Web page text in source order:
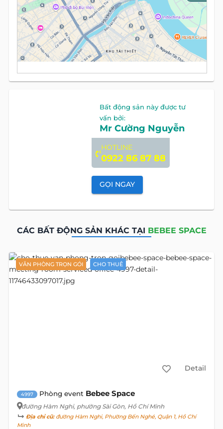
Bất động sản này được tư
vấn bởi:
Mr Cường Nguyễn
HOTLINE
0922 86 87 88
GỌI NGAY
CÁC BẤT ĐỘNG SẢN KHÁC TẠI BEBEE SPACE
VĂN PHÒNG TRỌN GÓI CHO THUÊ
Detail
4997 Phòng event Bebee Space
đường Hàm Nghi, phường Sài Gòn, Hồ Chí Minh
Địa chỉ cũ:đường Hàm Nghi, Phường Bến Nghé, Quận 1, Hồ Chí
Minh